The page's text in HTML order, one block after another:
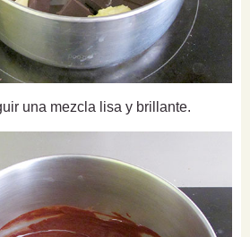
una mezcla lisa y brillante.